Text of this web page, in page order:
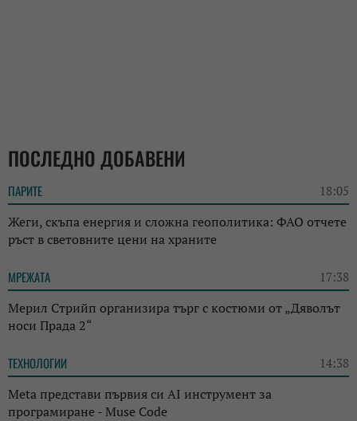
ПОСЛЕДНО ДОБАВЕНИ
ПАРИТЕ 18:05
Жеги, скъпа енергия и сложна геополитика: ФАО отчете
ръст в световните цени на храните
МРЕЖАТА 17:38
Мерил Стрийп организира търг с костюми от „Дяволът
носи Прада 2“
ТЕХНОЛОГИИ 14:38
Meta представи първия си AI инструмент за
програмиране - Muse Code